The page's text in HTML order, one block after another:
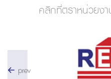
คลิกที่ตราหน่วยง
prev